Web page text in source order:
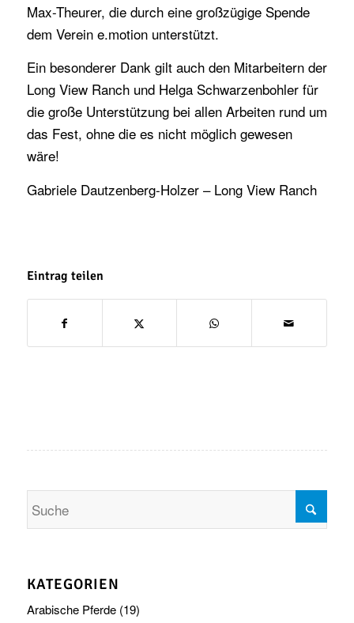
Max-Theurer, die durch eine großzügige Spende
dem Verein e.motion unterstützt.
Ein besonderer Dank gilt auch den Mitarbeitern der
Long View Ranch und Helga Schwarzenbohler für
die große Unterstützung bei allen Arbeiten rund um
das Fest, ohne die es nicht möglich gewesen
wäre!
Gabriele Dautzenberg-Holzer – Long View Ranch
Eintrag teilen
KATEGORIEN
Arabische Pferde(19)